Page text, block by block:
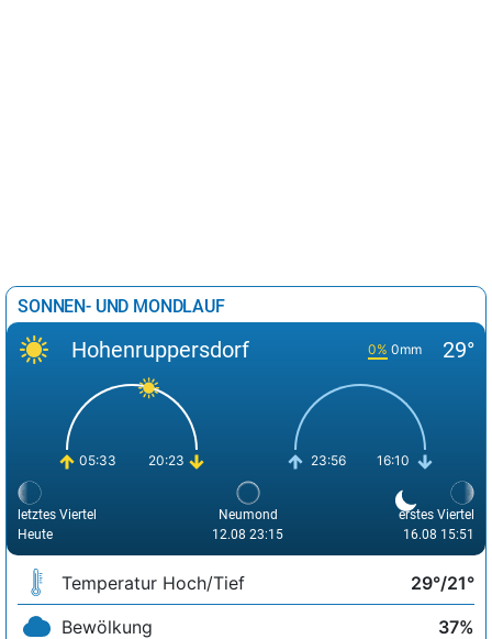
SONNEN- UND MONDLAUF
Hohenruppersdorf 0% 0mm 29°
05:33 20:23 23:56 16:10
letztes Viertel
Heute
Neumond
12.08 23:15
erstes Viertel
16.08 15:51
Temperatur Hoch/Tief
29°/21°
Bewölkung
37%